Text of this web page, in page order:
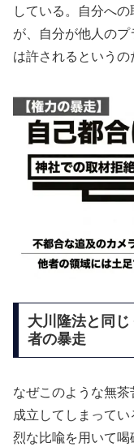
している。自分へ
が、自分が他人の
は許されるという
大川隆法と同
者の暴走
なぜこのような無
成立してしまって
烈な比喩を用いて喝